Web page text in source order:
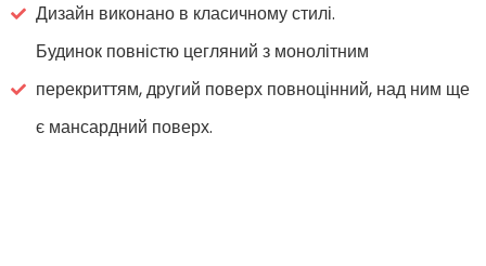
Дизайн виконано в класичному стилі.
Будинок повністю цегляний з монолітним
перекриттям, другий поверх повноцінний, над ним ще
є мансардний поверх.